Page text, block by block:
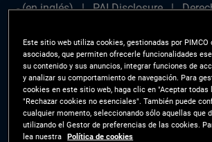
- (en inglés)
PAI Disclosure
preferencias de las cookies
PIMCO
Methodology
La información facilitada en el presente sitio web
exclusivamente a residentes en España.
Este sitio web utiliza cookies, gestionadas por PIMCO
asociados, que permiten ofrecerle funcionalidades
su contenido y sus anuncios, integrar funciones de
y analizar su comportamiento de navegación. Para
cookies en este sitio web, haga clic en "Aceptar todas
"Rechazar cookies no esenciales". También puede
cualquier momento, seleccionando sólo aquellas que
utilizando el Gestor de preferencias de las cookies.
lea nuestra Política de cookies